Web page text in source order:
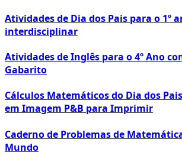
Atividades de Dia dos Pais para o 1º
interdisciplinar
Atividades de Inglês para o 4º Ano
Gabarito
Cálculos Matemáticos do Dia dos
em Imagem P&B para Imprimir
Caderno de Problemas de
Mundo